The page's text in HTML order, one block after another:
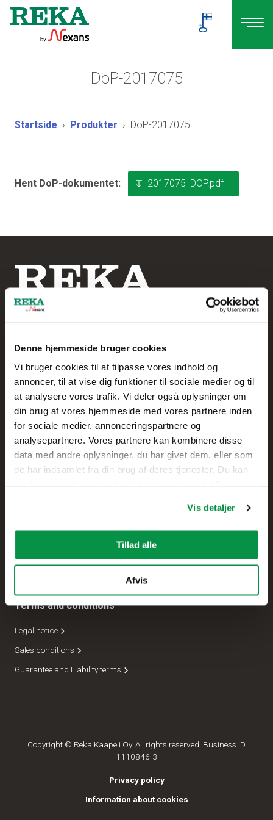
Denne hjemmeside bruger cookies
Vi bruger cookies til at tilpasse vores indhold og
annoncer, til at vise dig funktioner til sociale medier og til
at analysere vores trafik. Vi deler også oplysninger om
din brug af vores hjemmeside med vores partnere inden
for sociale medier, annonceringspartnere og
analysepartnere. Vores partnere kan kombinere disse
data med andre oplysninger, du har givet dem, eller som
de har indsamlet fra din brug af deres tjenester. Du kan
Vis detaljer
Tillad alle
Afvis
DoP-2017075
Startside Produkter DoP-2017075
Hent DoP-dokumentet: 2017075_DOP.pdf
Reka Kabel A/S
+45 20 75 00 85
Skolegade 61
7400 Herning,
DANMARK
Lederskab
Terms and conditions
Legal notice
Sales conditions
Guarantee and Liability terms
Copyright © Reka Kaapeli Oy. All rights reserved. Business ID
1110846-3
Privacy policy
Information about cookies